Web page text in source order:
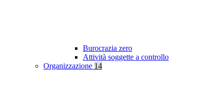
Burocrazia zero
Attività soggette a controllo
Organizzazione 14